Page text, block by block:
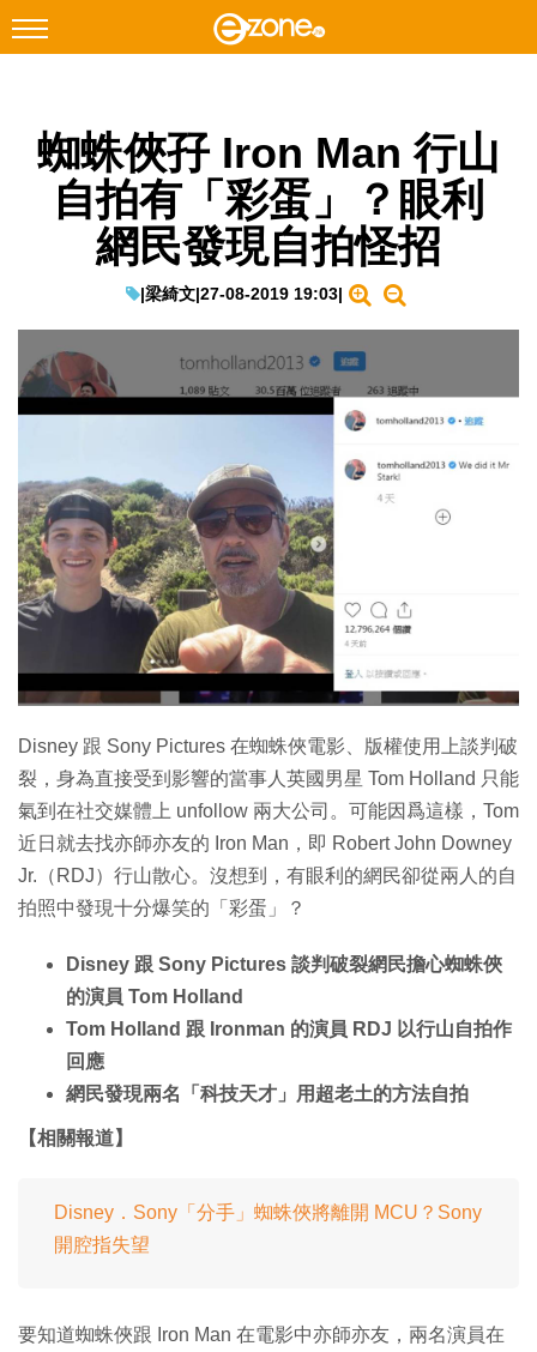
Facebook Instagram
科技焦點
教學評測
EduTech
生成式AI與雲端應用
Enterprise Digital Transformation
特集
蜘蛛俠孖 Iron Man 行山
自拍有「彩蛋」？眼利
網民發現自拍怪招
|梁綺文|27-08-2019 19:03|
Disney 跟 Sony Pictures 在蜘蛛俠電影、版權使用上談判破
裂，身為直接受到影響的當事人英國男星 Tom Holland 只能
氣到在社交媒體上 unfollow 兩大公司。可能因爲這樣，Tom
近日就去找亦師亦友的 Iron Man，即 Robert John Downey
Jr.（RDJ）行山散心。沒想到，有眼利的網民卻從兩人的自
拍照中發現十分爆笑的「彩蛋」？
Disney 跟 Sony Pictures 談判破裂網民擔心蜘蛛俠
的演員 Tom Holland
Tom Holland 跟 Ironman 的演員 RDJ 以行山自拍作
回應
網民發現兩名「科技天才」用超老土的方法自拍
【相關報道】
Disney．Sony「分手」蜘蛛俠將離開 MCU？Sony
開腔指失望
要知道蜘蛛俠跟 Iron Man 在電影中亦師亦友，兩名演員在